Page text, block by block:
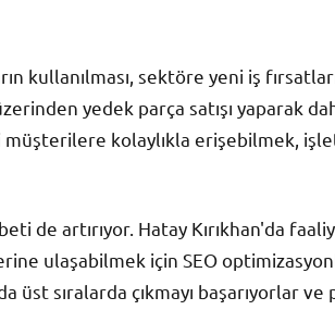
kullanılması, sektöre yeni iş
yedek parça satışı yaparak
müşterilere kolaylıkla erişebilmek,
de artırıyor. Hatay Kırıkhan'da
ulaşabilmek için SEO
üst sıralarda çıkmayı başarıyorlar